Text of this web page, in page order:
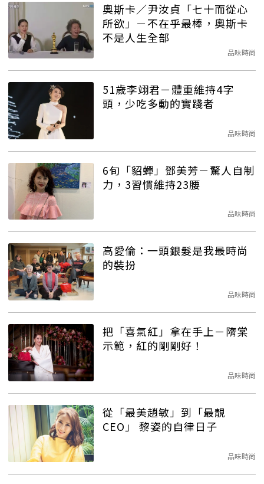
奧斯卡／尹汝貞「七十而從心
所欲」－不在乎最棒，奧斯卡
不是人生全部
品味時尚
51歲李翊君－體重維持4字
頭，少吃多動的實踐者
品味時尚
6旬「貂蟬」鄧美芳－驚人自制
力，3習慣維持23腰
品味時尚
高愛倫：一頭銀髮是我最時尚
的裝扮
品味時尚
把「喜氣紅」拿在手上－隋棠
示範，紅的剛剛好！
品味時尚
從「最美趙敏」到「最靚
CEO」 黎姿的自律日子
品味時尚